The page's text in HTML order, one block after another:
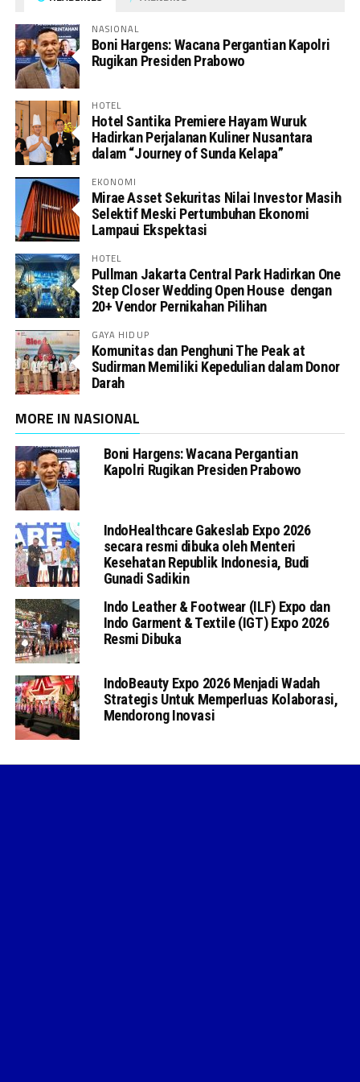
NASIONAL
Boni Hargens: Wacana Pergantian Kapolri
Rugikan Presiden Prabowo
HOTEL
Hotel Santika Premiere Hayam Wuruk
Hadirkan Perjalanan Kuliner Nusantara
dalam “Journey of Sunda Kelapa”
EKONOMI
Mirae Asset Sekuritas Nilai Investor Masih
Selektif Meski Pertumbuhan Ekonomi
Lampaui Ekspektasi
HOTEL
Pullman Jakarta Central Park Hadirkan One
Step Closer Wedding Open House dengan
20+ Vendor Pernikahan Pilihan
GAYA HIDUP
Komunitas dan Penghuni The Peak at
Sudirman Memiliki Kepedulian dalam Donor
Darah
MORE IN NASIONAL
Boni Hargens: Wacana Pergantian
Kapolri Rugikan Presiden Prabowo
IndoHealthcare Gakeslab Expo 2026
secara resmi dibuka oleh Menteri
Kesehatan Republik Indonesia, Budi
Gunadi Sadikin
Indo Leather & Footwear (ILF) Expo dan
Indo Garment & Textile (IGT) Expo 2026
Resmi Dibuka
IndoBeauty Expo 2026 Menjadi Wadah
Strategis Untuk Memperluas Kolaborasi,
Mendorong Inovasi